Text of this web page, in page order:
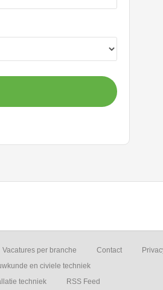
Vacatures per branche Contact
en civiele techniek
techniek RSS Feed